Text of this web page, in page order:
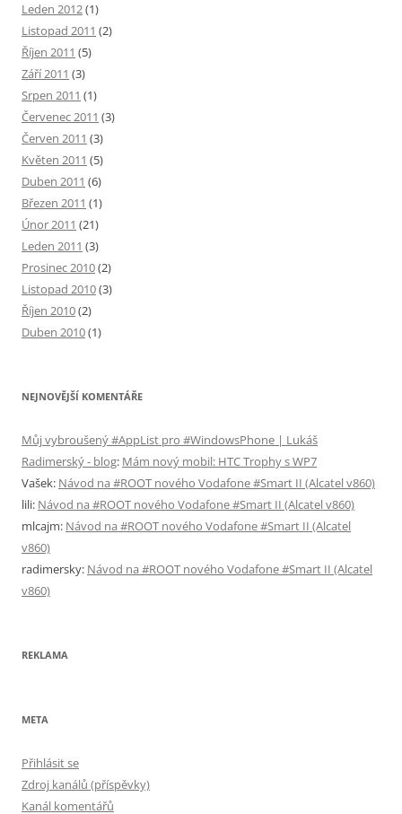
Leden 2012(1)
Listopad 2011 (2)
Říjen 2011 (5)
Září 2011 (3)
Srpen 2011 (1)
Červenec 2011 (3)
Červen 2011 (3)
Květen 2011 (5)
Duben 2011 (6)
Březen 2011 (1)
Únor 2011 (21)
Leden 2011 (3)
Prosinec 2010(2)
Listopad 2010(3)
Říjen 2010(2)
Duben 2010(1)
NEJNOVĚJŠÍ KOMENTÁŘE
Můj vybroušený #AppList pro #WindowsPhone | Lukáš
Radimerský - blog: Mám nový mobil: HTC Trophy s WP7
Vašek: Návod na #ROOT nového Vodafone #Smart II (Alcatel v860)
lili: Návod na #ROOT nového Vodafone #Smart II (Alcatel v860)
mlcajm: Návod na #ROOT nového Vodafone #Smart II (Alcatel
v860)
radimersky: Návod na #ROOT nového Vodafone #Smart II (Alcatel
v860)
REKLAMA
META
Přihlásit se
Zdroj kanálů (příspěvky)
Kanál komentářů